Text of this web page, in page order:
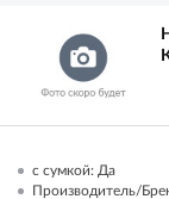
с сумкой: Да
Производитель/